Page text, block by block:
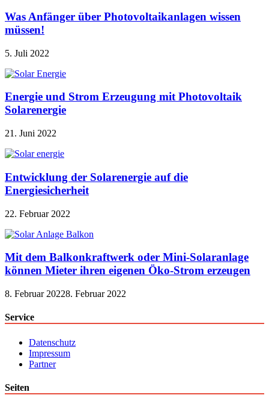
Was Anfänger über Photovoltaikanlagen wissen
müssen!
5. Juli 2022
Energie und Strom Erzeugung mit Photovoltaik
Solarenergie
21. Juni 2022
Entwicklung der Solarenergie auf die
Energiesicherheit
22. Februar 2022
Mit dem Balkonkraftwerk oder Mini-Solaranlage
können Mieter ihren eigenen Öko-Strom erzeugen
8. Februar 20228. Februar 2022
Service
Datenschutz
Impressum
Partner
Seiten